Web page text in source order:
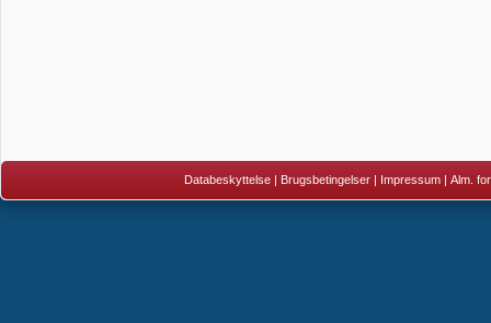
Databeskyttelse | Brugsbetingelser | Impressum | Alm.